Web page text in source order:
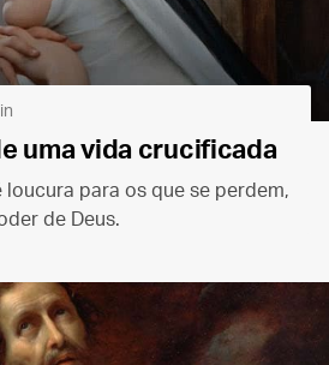
uma vida crucificada
para os que se perdem,
de Deus.